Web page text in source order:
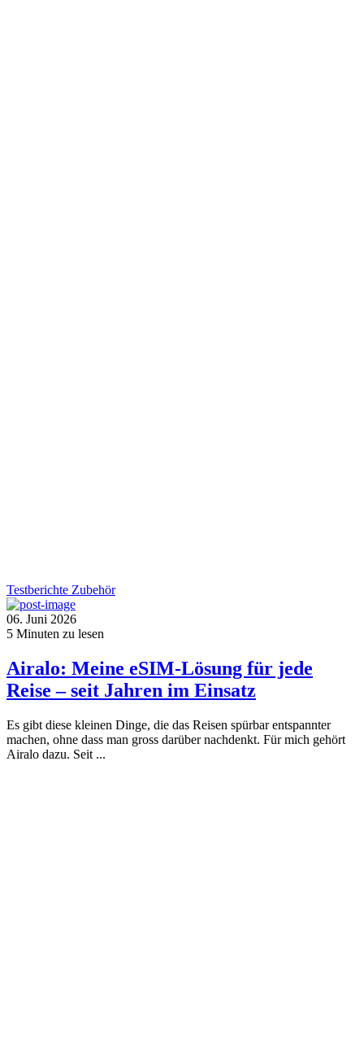
Testberichte Zubehör
06. Juni 2026
5 Minuten zu lesen
Airalo: Meine eSIM-Lösung für jede
Reise – seit Jahren im Einsatz
Es gibt diese kleinen Dinge, die das Reisen spürbar entspannter
machen, ohne dass man gross darüber nachdenkt. Für mich gehört
Airalo dazu. Seit ...